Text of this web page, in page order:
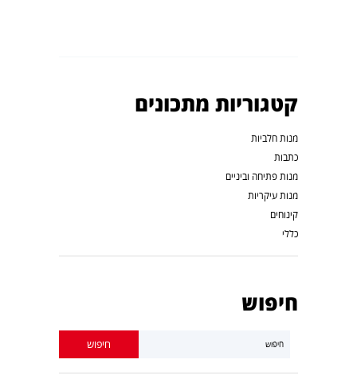
קטגוריות מתכונים
מנות חלביות
כתבות
מנות פתיחה וביניים
מנות עיקריות
קינוחים
כללי
חיפוש